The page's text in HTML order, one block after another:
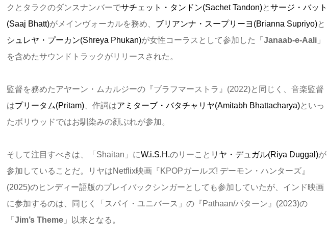
クとタラクのダンスナンバーでサチェット・タンドン(Sachet Tandon)とサージ・バット
(Saaj Bhatt)がメインヴォーカルを務め、 ブリアンナ・スープリーヨ(Brianna Supriyo)と
シュレヤ・プーカン(Shreya Phukan)が女性コーラスとして参加した「 Janaab-e-Aali」
を含めたサウンドトラックがリリースされた。
監督を務めたアヤーン・ムカルジーの『ブラフマーストラ』(2022)と同じく、音楽監督
はプリータム(Pritam)、作詞はアミターブ・バタチャリヤ(Amitabh Bhattacharya)といっ
たボリウッドではお馴染みの顔ぶれが参加。
そして注目すべきは、「Shaitan」にW.i.S.H.のリーこと リヤ・デュガル(Riya Duggal)が
参加していることだ。リヤはNetflix映画『KPOPガールズ! デーモン・ハンターズ』
(2025)のヒンディー語版のプレイバックシンガーとしても参加していたが、インド映画
に参加するのは、同じく「スパイ・ユニバース」の『Pathaan/パターン』(2023)の
「 Jim’s Theme」以来となる。